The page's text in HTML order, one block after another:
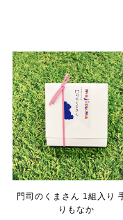
門司のくまさん 1組入り
りもなか